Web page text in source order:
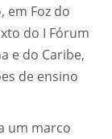
em Foz do
do I Fórum
e do Caribe,
de ensino
um marco